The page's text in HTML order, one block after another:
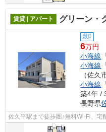
賃貸 | アパート グリーン・
敷0
6万円
小海線
小海線
（佐久
小海線
築4年 /
長野県
佐久平駅まで徒歩圏♪無料Wi-Fi、宅